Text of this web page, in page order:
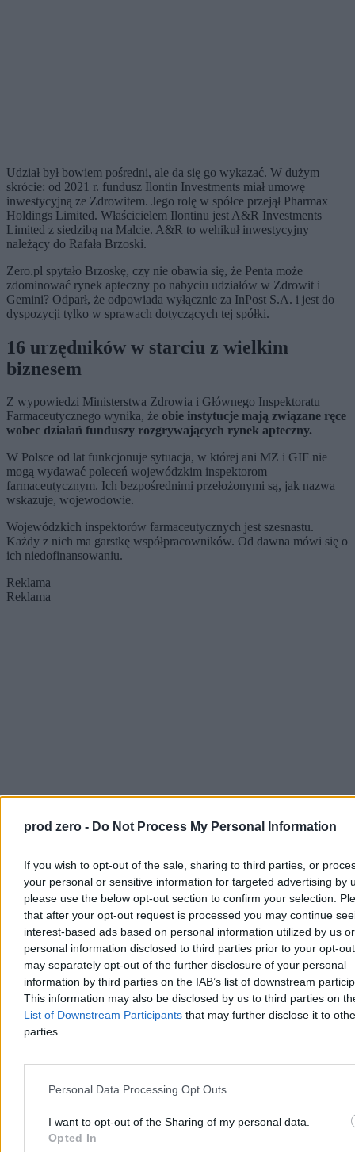
prod zero - Do Not Process My Personal Information
If you wish to opt-out of the sale, sharing to third parties, or
your personal or sensitive information for targeted advertising by
please use the below opt-out section to confirm your selection.
that after your opt-out request is processed you may continue
interest-based ads based on personal information utilized by us or
personal information disclosed to third parties prior to your opt-
may separately opt-out of the further disclosure of your personal
information by third parties on the IAB’s list of downstream
This information may also be disclosed by us to third parties on
List of Downstream Participants that may further disclose it to
parties.
Personal Data Processing Opt Outs
I want to opt-out of the Sharing of my personal data.
Opted In
Udział był bowiem pośredni, ale da się go wykazać. W dużym
skrócie: od 2021 r. fundusz Ilontin Investments miał umowę
inwestycyjną ze Zdrowitem. Jego rolę w spółce przejął Pharmax
Holdings Limited. Właścicielem Ilontinu jest A&R Investments
Limited z siedzibą na Malcie. A&R to wehikuł inwestycyjny
należący do Rafała Brzoski.
Zero.pl spytało Brzoskę, czy nie obawia się, że Penta może
zdominować rynek apteczny po nabyciu udziałów w Zdrowit i
Gemini? Odparł, że odpowiada wyłącznie za InPost S.A. i jest do
dyspozycji tylko w sprawach dotyczących tej spółki.
16 urzędników w starciu z wielkim
biznesem
Z wypowiedzi Ministerstwa Zdrowia i Głównego Inspektoratu
Farmaceutycznego wynika, że obie instytucje mają związane ręce
wobec działań funduszy rozgrywających rynek apteczny.
W Polsce od lat funkcjonuje sytuacja, w której ani MZ i GIF nie
mogą wydawać poleceń wojewódzkim inspektorom
farmaceutycznym. Ich bezpośrednimi przełożonymi są, jak nazwa
wskazuje, wojewodowie.
Wojewódzkich inspektorów farmaceutycznych jest szesnastu.
Każdy z nich ma garstkę współpracowników. Od dawna mówi się o
ich niedofinansowaniu.
Reklama
Reklama
przeszłości duże sieci apteczne potrafiły wytaczać im prywatne
akty oskarżenia za rzekome przestępstwa urzędnicze.
– Gdyby ktoś ukradł jeden czołg, to natychmiast na nogi byłyby
postawione służby specjalne. Gdy ktoś przejmuje wielomiliardowy
biznes, to do pracy wystawia się kilkunastu niedofinansowanych
urzędników – komentuje dla Zero.pl Marek Tomków, prezes
Naczelnej Rady Aptekarskiej.
Ekspert dodaje, żetrzeba być bardzo naiwnym, żeby wierzyć, że
inspektorzy będą w stanie coś zdziałać.
Najpopularniejsze
Audyty warszawskich SOR-ów. Ratusz publikuje wyniki
Upały dotarły do szpitali. Chore dzieci chłodzone lodem
W USA zatwierdzono pierwszą szczepionkę mRNA przeciwko
grypie. Jest skuteczniejsza